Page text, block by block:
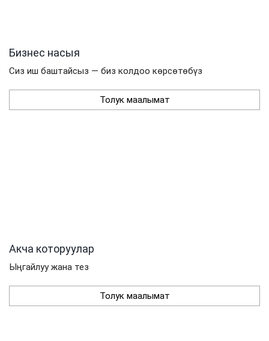
Бизнес насыя
Сиз иш баштайсыз — биз колдоо көрсөтөбүз
Толук маалымат
Акча которуулар
Ыңгайлуу жана тез
Толук маалымат